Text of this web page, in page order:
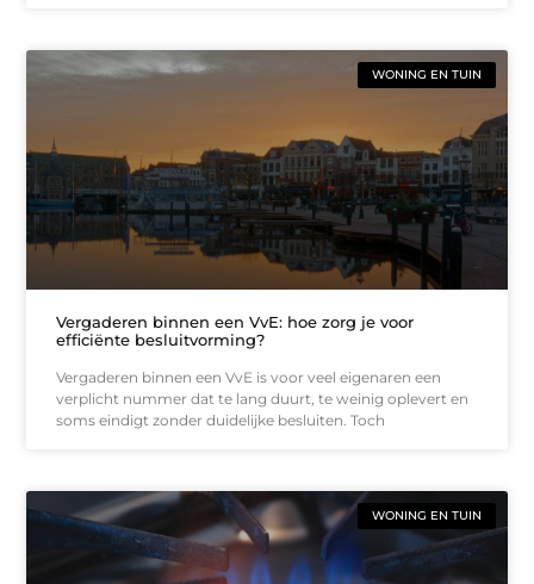
WONING EN TUIN
Vergaderen binnen een VvE: hoe zorg je voor
efficiënte besluitvorming?
Vergaderen binnen een VvE is voor veel eigenaren een
verplicht nummer dat te lang duurt, te weinig oplevert en
soms eindigt zonder duidelijke besluiten. Toch
WONING EN TUIN